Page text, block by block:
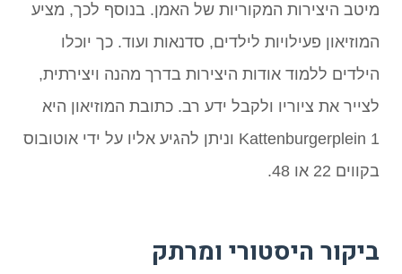
מיטב היצירות המקוריות של האמן. בנוסף לכך, מציע
המוזיאון פעילויות לילדים, סדנאות ועוד. כך יוכלו
הילדים ללמוד אודות היצירות בדרך מהנה ויצירתית,
לצייר את ציוריו ולקבל ידע רב. כתובת המוזיאון היא
Kattenburgerplein 1 וניתן להגיע אליו על ידי אוטובוס
בקווים 22 או 48.
ביקור היסטורי ומרתק